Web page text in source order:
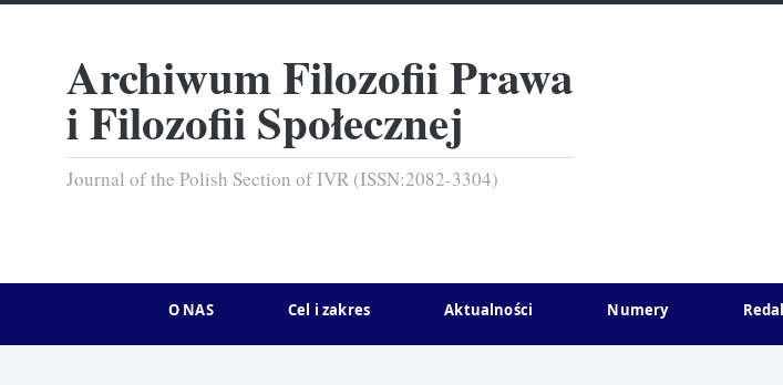
Archiwum Filozofii Prawa
i Filozofii Społecznej
Journal of the Polish Section of IVR (ISSN:2082-3304)
O NAS Cel i zakres Aktualności Numery